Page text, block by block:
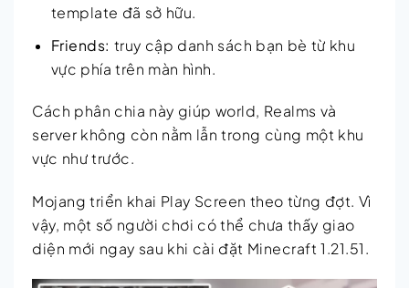
template đã sở hữu.
Friends: truy cập danh sách bạn bè từ khu
vực phía trên màn hình.
Cách phân chia này giúp world, Realms và
server không còn nằm lẫn trong cùng một khu
vực như trước.
Mojang triển khai Play Screen theo từng đợt. Vì
vậy, một số người chơi có thể chưa thấy giao
diện mới ngay sau khi cài đặt Minecraft 1.21.51.